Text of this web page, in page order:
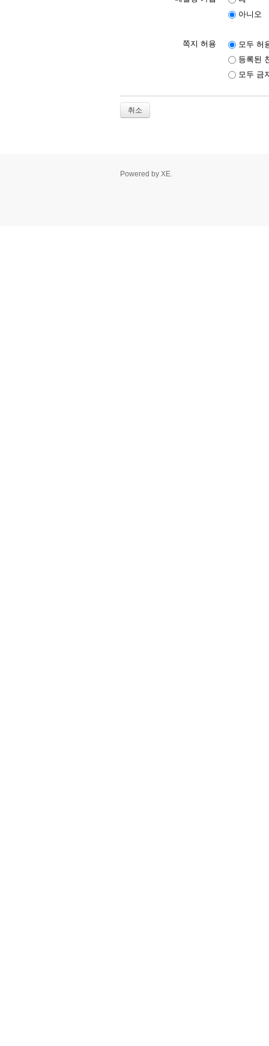
아니오
쪽지 허용
모두 허
등록된
모두 금
취소
Powered by XE